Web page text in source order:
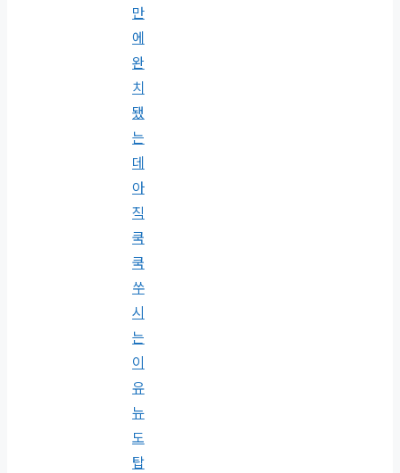
만
에
완
치
됐
는
데
아
직
쿡
쿡
쑤
시
는
이
유
뉴
도
탑